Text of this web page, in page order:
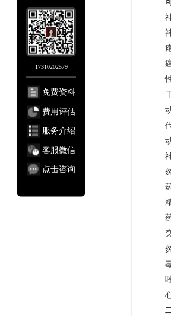
神经
神经
疼
癌
性
干细
动
代
动
神
炎
药
精
药理
突
炎
毒
呼吸
心肺
17310202579
免费资料
费用评估
服务介绍
客服微信
点击咨询